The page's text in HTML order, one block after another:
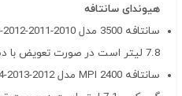
هیوندای سانتافه
7.8 لیتر است در صورت تعویض با دستگاه 9 لیتر مورد نیاز است )